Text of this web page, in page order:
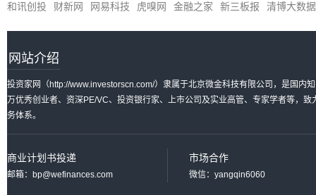
和讯创投
财新网 网易科技 虎嗅网 金融之家 新三板报 清博大数据
网站介绍
投资家网（http://www.investorscn.com/）隶属于北京微金科技有限公司，是国内
万优秀创业者、资深PE/VC、投资银行家、上市公司及实业高管、专家学者等，
务体系。
商业计划书投递
邮箱：bp@wefinances.com
市场合作
微信：yangqin6060